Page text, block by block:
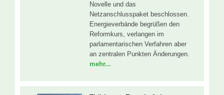
Novelle und das
Netzanschlusspaket beschlossen.
Energieverbände begrüßen den
Reformkurs, verlangen im
parlamentarischen Verfahren aber
an zentralen Punkten Änderungen.
mehr...